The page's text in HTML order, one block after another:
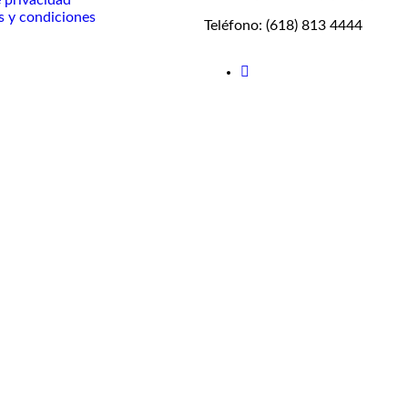
y condiciones
Teléfono: (618) 813 4444